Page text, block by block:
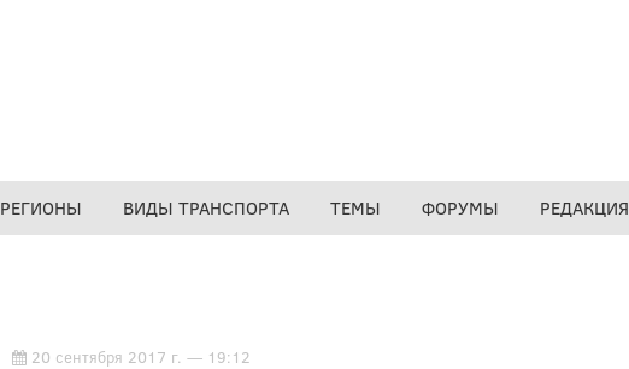
РЕГИОНЫ ВИДЫ ТРАНСПОРТА ТЕМЫ ФОРУМЫ РЕДАКЦИЯ
20 сентября 2017 г. — 19:12